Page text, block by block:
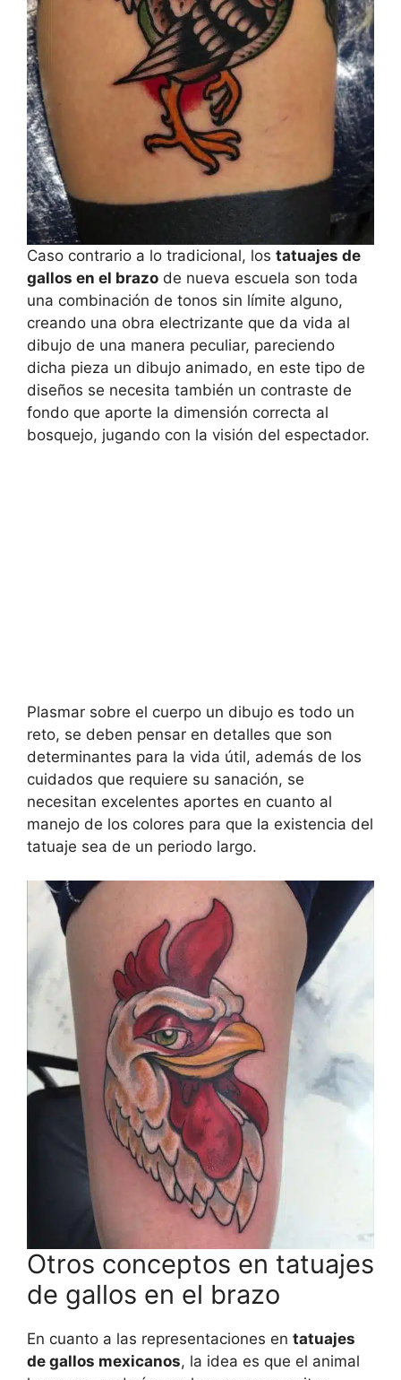
Caso contrario a lo tradicional, los tatuajes de
gallos en el brazo de nueva escuela son toda
una combinación de tonos sin límite alguno,
creando una obra electrizante que da vida al
dibujo de una manera peculiar, pareciendo
dicha pieza un dibujo animado, en este tipo de
diseños se necesita también un contraste de
fondo que aporte la dimensión correcta al
bosquejo, jugando con la visión del espectador.
Plasmar sobre el cuerpo un dibujo es todo un
reto, se deben pensar en detalles que son
determinantes para la vida útil, además de los
cuidados que requiere su sanación, se
necesitan excelentes aportes en cuanto al
manejo de los colores para que la existencia del
tatuaje sea de un periodo largo.
Otros conceptos en tatuajes
de gallos en el brazo
En cuanto a las representaciones en tatuajes
de gallos mexicanos, la idea es que el animal